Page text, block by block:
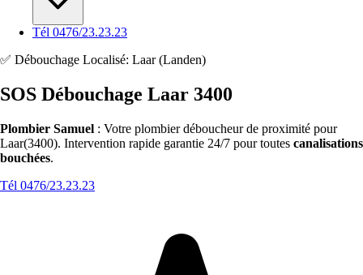
Tél 0476/23.23.23
✅ Débouchage Localisé: Laar (Landen)
SOS Débouchage Laar 3400
Plombier Samuel : Votre plombier déboucheur de proximité pour
Laar(3400). Intervention rapide garantie 24/7 pour toutes canalisations
bouchées.
Tél 0476/23.23.23